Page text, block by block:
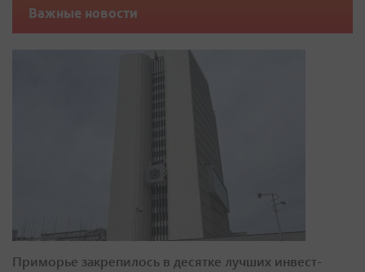
Важные новости
Приморье закрепилось в десятке лучших инвест-